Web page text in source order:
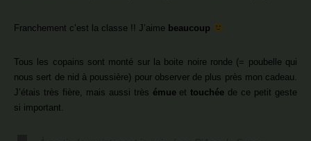
Franchement c’est la classe !! J’aime beaucoup
Tous les copains sont monté sur la boite noire ronde (= poubelle qui
nous sert de nid à poussière) pour observer de plus près mon cadeau.
J’étais très fière, mais aussi très émueettouchée de ce petit geste
si important.